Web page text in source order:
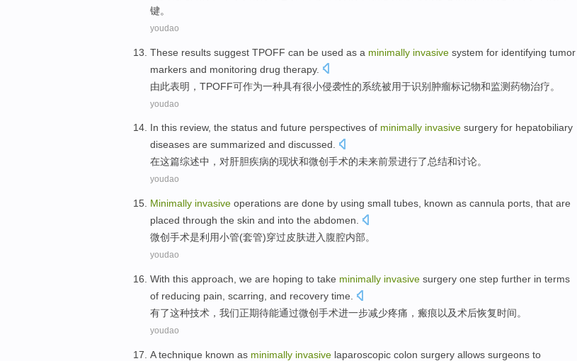
键。
youdao
These results suggest TPOFF can be used as a minimally invasive system for identifying tumor
markers and monitoring drug therapy.
由此表明 ，TPOFF可作为一种具有很小侵袭性的系统被用于识别肿瘤标记物和监测药物治疗。
youdao
In this review, the status and future perspectives of minimally invasive surgery for hepatobiliary
diseases are summarized and discussed.
在这篇综述中， 对肝胆疾病的现状和微创手术的未来前景进行了总结和讨论。
youdao
Minimally invasive operations are done by using small tubes , known as cannula ports, that are
placed through the skin and into the abdomen
微创手术是利用小管(套管)穿过皮肤进入 腹腔内部。
youdao
With this approach we are hoping to take minimally invasive surgery one step further in terms
of reducing pain scarring and recovery time
有了这种技术 ， 我们正期待能通过微创手术进一步减少疼痛 ， 瘢痕以及术后恢复时间。
youdao
A technique known as minimally invasive laparoscopic colon surgery allows surgeons to